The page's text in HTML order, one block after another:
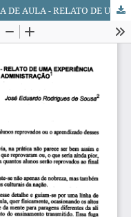
ENSINO E APRENDIZAGEM EM SALA DE AULA - RELATO DE UMA EXPERIÊNCIA METODOLÓGICA NO ENSINO DE ADMINISTRAÇÃO